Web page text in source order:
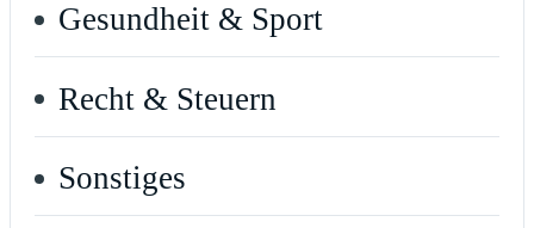
Gesundheit & Sport
Recht & Steuern
Sonstiges